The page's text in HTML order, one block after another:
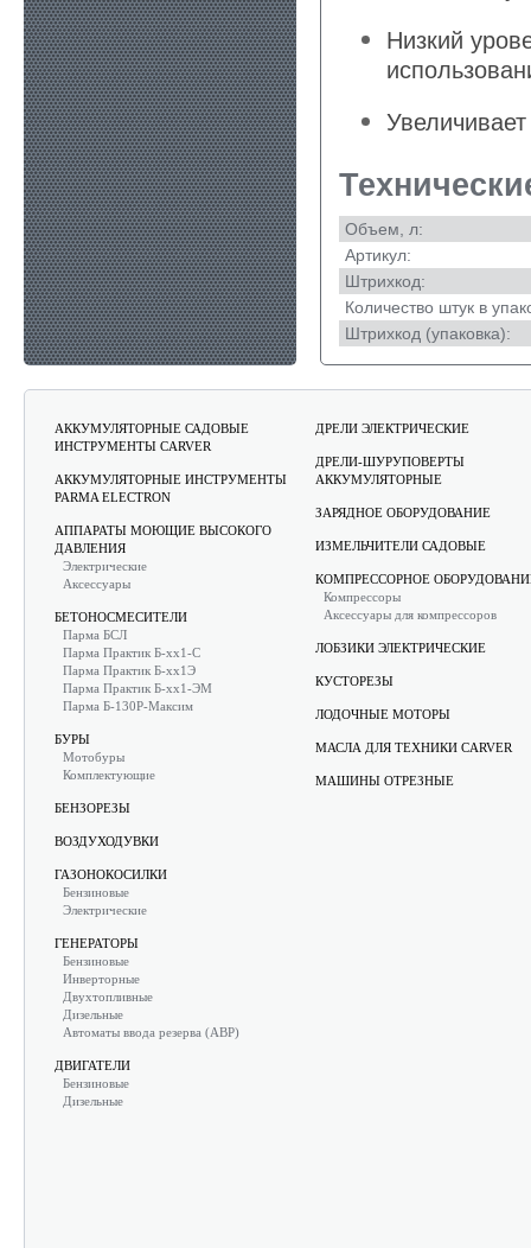
Низкий
Объем, л:
Артикул:
Штрихкод:
Количество штук в
Штрихкод (упаковка):
АККУМУЛЯТОРНЫЕ САДОВЫЕ
ИНСТРУМЕНТЫ CARVER
АККУМУЛЯТОРНЫЕ ИНСТРУМЕНТЫ
PARMA ELECTRON
АППАРАТЫ МОЮЩИЕ ВЫСОКОГО
ДАВЛЕНИЯ
Электрические
Аксессуары
БЕТОНОСМЕСИТЕЛИ
Парма БСЛ
Парма Практик Б-хх1-С
Парма Практик Б-хх1Э
Парма Практик Б-хх1-ЭМ
Парма Б-130Р-Максим
БУРЫ
Мотобуры
Комплектующие
БЕНЗОРЕЗЫ
ВОЗДУХОДУВКИ
ГАЗОНОКОСИЛКИ
Бензиновые
Электрические
ГЕНЕРАТОРЫ
Бензиновые
Инверторные
Двухтопливные
Дизельные
Автоматы ввода резерва (АВР)
ДВИГАТЕЛИ
Бензиновые
Дизельные
ДРЕЛИ ЭЛЕКТРИЧЕСКИЕ
ДРЕЛИ-ШУРУПОВЕРТЫ
АККУМУЛЯТОРНЫЕ
ЗАРЯДНОЕ ОБОРУДОВАНИЕ
ИЗМЕЛЬЧИТЕЛИ САДОВЫЕ
КОМПРЕССОРНОЕ
Компрессоры
Аксессуары для компрессоров
ЛОБЗИКИ ЭЛЕКТРИЧЕСКИЕ
КУСТОРЕЗЫ
ЛОДОЧНЫЕ МОТОРЫ
МАСЛА ДЛЯ ТЕХНИКИ CARVER
МАШИНЫ ОТРЕЗНЫЕ